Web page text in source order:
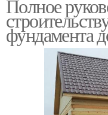
Полное
фундамента